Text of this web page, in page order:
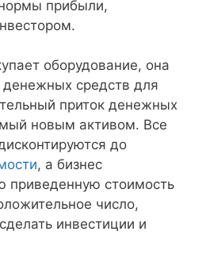
прибыли,
оборудование, она
денежных средств для
приток денежных
новым активом. Все
до
, а бизнес
приведенную стоимость
число,
инвестиции и